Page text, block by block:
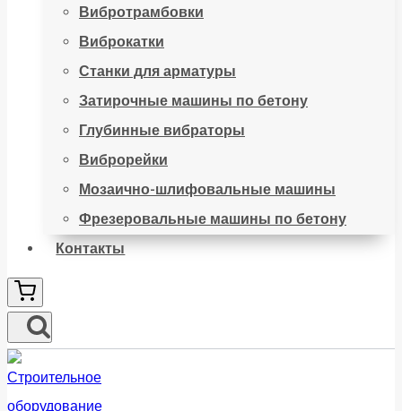
Вибротрамбовки
Виброкатки
Станки для арматуры
Затирочные машины по бетону
Глубинные вибраторы
Виброрейки
Мозаично-шлифовальные машины
Фрезеровальные машины по бетону
Контакты